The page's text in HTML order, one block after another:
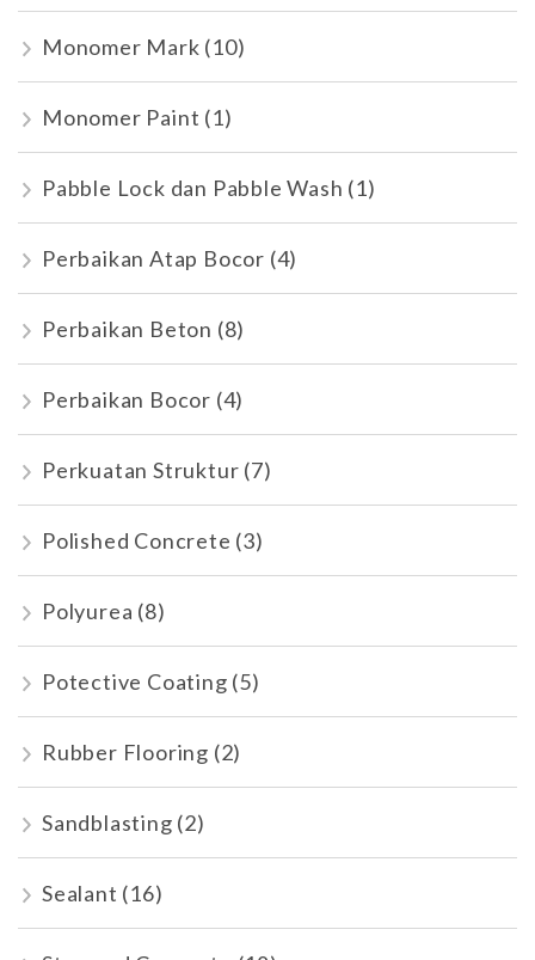
Monomer Mark (10)
Monomer Paint (1)
Pabble Lock dan Pabble Wash (1)
Perbaikan Atap Bocor (4)
Perbaikan Beton (8)
Perbaikan Bocor (4)
Perkuatan Struktur (7)
Polished Concrete (3)
Polyurea (8)
Potective Coating (5)
Rubber Flooring (2)
Sandblasting (2)
Sealant (16)